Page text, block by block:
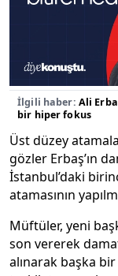
İlgili haber: Ali
bir hiper fokus
Üst düzey
gözler Erbaş’ın
İstanbul’daki
atamasının
Müftüler, yeni
son vererek
alınarak başka